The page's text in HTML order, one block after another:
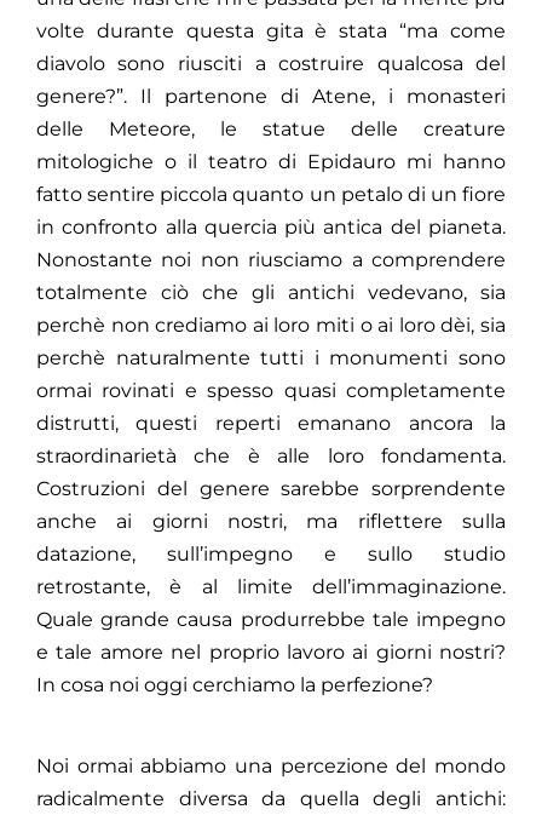
volte durante questa gita è stata “ma come
diavolo sono riusciti a costruire qualcosa del
genere?”. Il partenone di Atene, i monasteri
delle Meteore, le statue delle creature
mitologiche o il teatro di Epidauro mi hanno
fatto sentire piccola quanto un petalo di un fiore
in confronto alla quercia più antica del pianeta.
Nonostante noi non riusciamo a comprendere
totalmente ciò che gli antichi vedevano, sia
perchè non crediamo ai loro miti o ai loro dèi, sia
perchè naturalmente tutti i monumenti sono
ormai rovinati e spesso quasi completamente
distrutti, questi reperti emanano ancora la
straordinarietà che è alle loro fondamenta.
Costruzioni del genere sarebbe sorprendente
anche ai giorni nostri, ma riflettere sulla
datazione, sull’impegno e sullo studio
retrostante, è al limite dell’immaginazione.
Quale grande causa produrrebbe tale impegno
e tale amore nel proprio lavoro ai giorni nostri?
In cosa noi oggi cerchiamo la perfezione?
Noi ormai abbiamo una percezione del mondo
radicalmente diversa da quella degli antichi: